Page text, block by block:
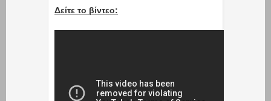
Δείτε το βίντεo: